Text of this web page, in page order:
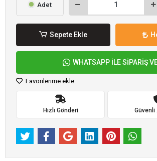
Adet
Sepete Ekle
WHATSAPP İLE SİPARİŞ
Favorilerime ekle
Hızlı Gönderi Güvenli